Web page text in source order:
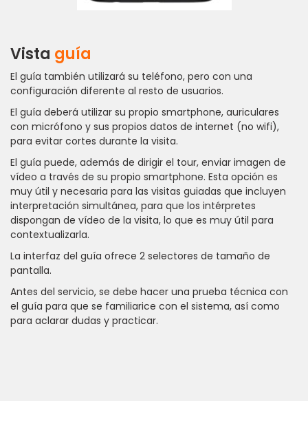
Vista guía
El guía también utilizará su teléfono, pero con una
configuración diferente al resto de usuarios.
El guía deberá utilizar su propio smartphone, auriculares
con micrófono y sus propios datos de internet (no wifi),
para evitar cortes durante la visita.
El guía puede, además de dirigir el tour, enviar imagen de
vídeo a través de su propio smartphone. Esta opción es
muy útil y necesaria para las visitas guiadas que incluyen
interpretación simultánea, para que los intérpretes
dispongan de vídeo de la visita, lo que es muy útil para
contextualizarla.
La interfaz del guía ofrece 2 selectores de tamaño de
pantalla.
Antes del servicio, se debe hacer una prueba técnica con
el guía para que se familiarice con el sistema, así como
para aclarar dudas y practicar.